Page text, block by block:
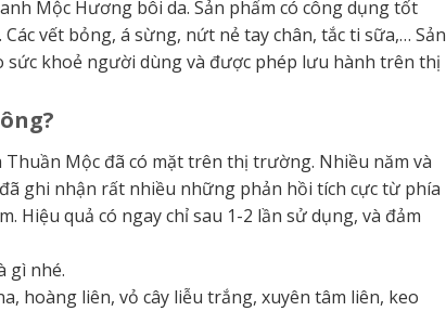
Mộc Hương bôi da. Sản phẩm có công dụng tốt
vết bỏng, á sừng, nứt nẻ tay chân, tắc ti sữa,… Sản
sức khoẻ người dùng và được phép lưu hành trên thị
Thuần Mộc đã có mặt trên thị trường. Nhiều năm và
ghi nhận rất nhiều những phản hồi tích cực từ phía
Hiệu quả có ngay chỉ sau 1-2 lần sử dụng, và đảm
gì nhé.
hoàng liên, vỏ cây liễu trắng, xuyên tâm liên, keo